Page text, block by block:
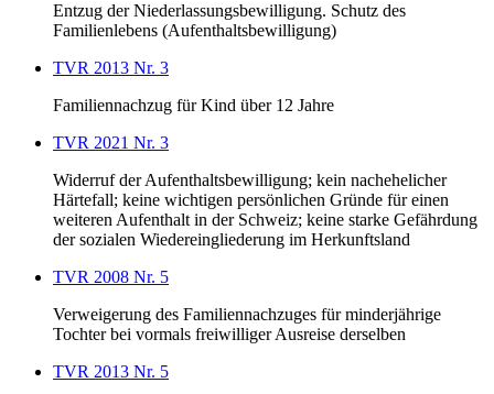
Entzug der Niederlassungsbewilligung. Schutz des
Familienlebens (Aufenthaltsbewilligung)
TVR 2013 Nr. 3
Familiennachzug für Kind über 12 Jahre
TVR 2021 Nr. 3
Widerruf der Aufenthaltsbewilligung; kein nachehelicher
Härtefall; keine wichtigen persönlichen Gründe für einen
weiteren Aufenthalt in der Schweiz; keine starke Gefährdung
der sozialen Wiedereingliederung im Herkunftsland
TVR 2008 Nr. 5
Verweigerung des Familiennachzuges für minderjährige
Tochter bei vormals freiwilliger Ausreise derselben
TVR 2013 Nr. 5